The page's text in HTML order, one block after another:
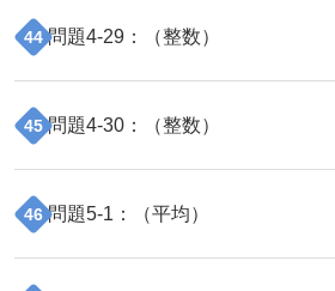
44 問題4-29 ：（整数）
45 問題4-30 ：（整数）
46 問題5-1 ：（平均）